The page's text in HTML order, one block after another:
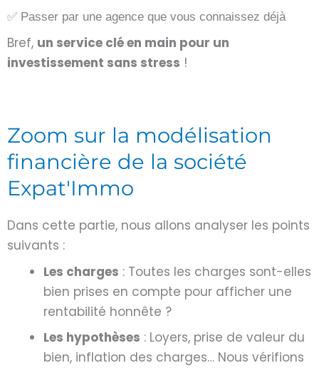
✅ Passer par une agence que vous connaissez déjà
Bref, un service clé en main pour un
investissement sans stress !
Zoom sur la modélisation
financière de la société
Expat'Immo
Dans cette partie, nous allons analyser les points
suivants :
Les charges : Toutes les charges sont-elles
bien prises en compte pour afficher une
rentabilité honnête ?
Les hypothèses : Loyers, prise de valeur du
bien, inflation des charges… Nous vérifions